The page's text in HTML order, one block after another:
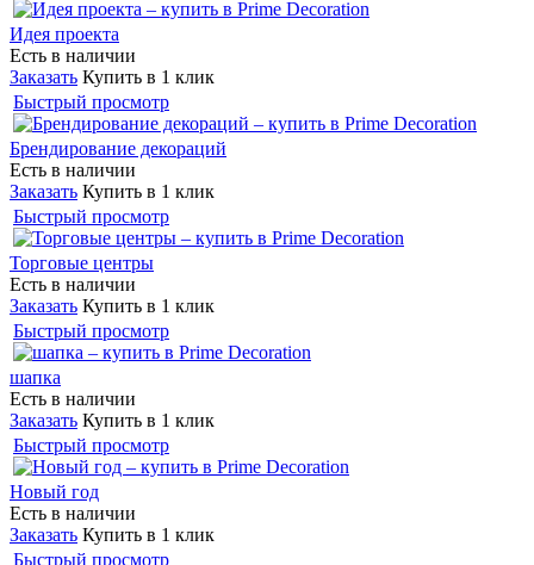
Идея проекта
Есть в наличии
Заказать Купить в 1 клик
Быстрый просмотр
Брендирование декораций
Есть в наличии
Заказать Купить в 1 клик
Быстрый просмотр
Торговые центры
Есть в наличии
Заказать Купить в 1 клик
Быстрый просмотр
шапка
Есть в наличии
Заказать Купить в 1 клик
Быстрый просмотр
Новый год
Есть в наличии
Заказать Купить в 1 клик
Быстрый просмотр